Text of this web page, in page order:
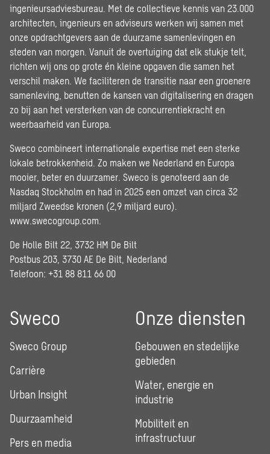
ingenieursadviesbureau. Met de collectieve kennis van 23.000
architecten, ingenieurs en adviseurs werken wij samen met
onze opdrachtgevers aan de duurzame samenlevingen en
steden van morgen. Vanuit de overtuiging dat elk stukje telt,
richten wij ons op grote én kleine opgaven die samen het
verschil maken. We faciliteren de transitie naar een groenere
samenleving, benutten de kansen van digitalisering en dragen
zo bij aan het versterken van de concurrentiekracht en
weerbaarheid van Europa.
Sweco combineert internationale expertise met een sterke
lokale betrokkenheid. Zo maken we Nederland en Europa
mooier, beter en duurzamer. Sweco is genoteerd aan de
Nasdaq Stockholm en had in 2025 een omzet van circa 32
miljard Zweedse kronen (2,9 miljard euro).
www.swecogroup.com
De Holle Bilt 22, 3732 HM De Bilt
Postbus 203, 3730 AE De Bilt, Nederland
Telefoon: +31 88 811 66 00
Sweco
Sweco Group
Carrière
Urban Insight
Duurzaamheid
Pers en media
Onze diensten
Gebouwen en stedelijke
gebieden
Water, energie en
industrie
Mobiliteit en
infrastructuur